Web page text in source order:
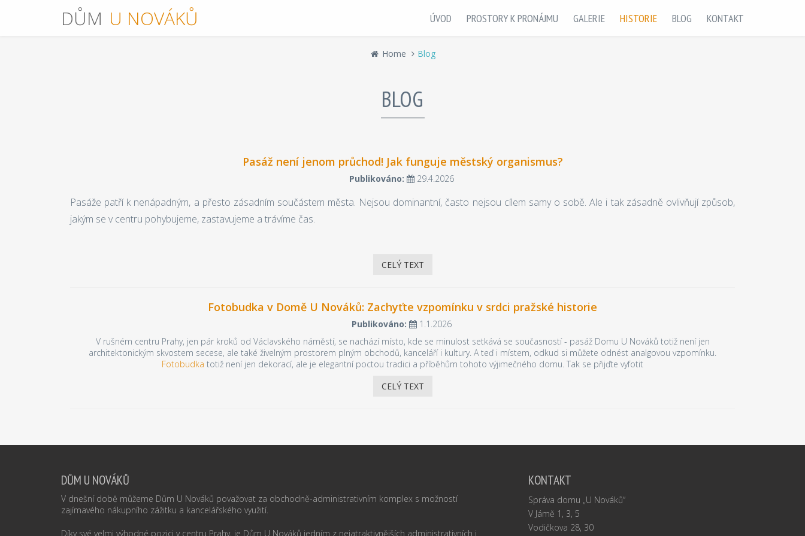
DŮM U NOVÁKŮ ÚVOD PROSTORY K PRONÁJMU GALERIE HISTORIE BLOG KONTAKT
Home Blog
BLOG
Pasáž není jenom průchod! Jak funguje městský organismus?
Publikováno: 29.4.2026
Pasáže patří k nenápadným, a přesto zásadním součástem města. Nejsou dominantní, často nejsou cílem samy o sobě. Ale i tak zásadně ovlivňují způsob,
jakým se v centru pohybujeme, zastavujeme a trávíme čas.
CELÝ TEXT
Fotobudka v Domě U Nováků: Zachyťte vzpomínku v srdci pražské historie
Publikováno:
1.1.2026
V rušném centru Prahy, jen pár kroků od Václavského náměstí, se nachází místo, kde se minulost setkává se současností - pasáž Domu U Nováků totiž není jen
architektonickým skvostem secese, ale také živelným prostorem plným obchodů, kanceláří i kultury. A teď i místem, odkud si můžete odnést analgovou vzpomínku.
Fotobudka totiž není jen dekorací, ale je elegantní poctou tradici a příběhům tohoto výjimečného domu. Tak se přijďte vyfotit
CELÝ TEXT
DŮM U NOVÁKŮ
V dnešní době můžeme Dům U Nováků považovat za obchodně-administrativním komplex s možností
zajímavého nákupního zážitku a kancelářského využití.
Díky své velmi výhodné pozici v centru Prahy, je Dům U Nováků jedním z nejatraktivnějších administrativních i
KONTAKT
Správa domu „U Nováků“
V Jámě 1, 3, 5
Vodičkova 28, 30